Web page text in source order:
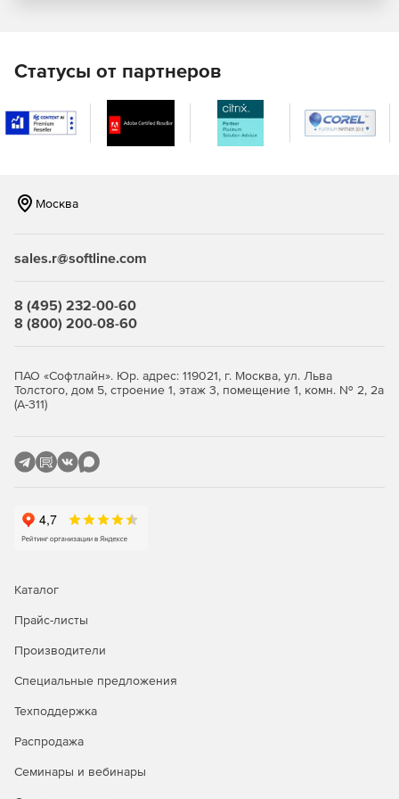
Образ виртуальной машины (программный продукт) на 5,
10, 15, 20, 25, 30, 40, 50, 60, 70, 80, 90, 100, 125, 150, 200,
250, 300, 350, 400, 500 и более 500 лицензий.
сетевой экран (Packet Filter) защищает шлюз и
интернет на пользователей, обеспечивает доступ к
система обнаружения и предотвращения вторжений
(IDS/IPS) распознает источники атак и атакуемые
популярным IP-адресам. Веб-прокси: Domains (по
посещенным доменам), URLs (по посещенным URL),
генерировавшим запросы на прокси). Утилиты
RRDtool: отчет по состоянию интернет-канала, по
трассировщика соединений сетевого экрана.
Мониторинг загрузки сетевых интерфейсов в
Системный журнал и syslog-ng);
управление пропускной способностью интернет-
пользователя, резервирование выделенной полосы
интернет-канала поровну между пользователями
Статусы от партнеров
Москва
sales.r@softline.com
8 (495) 232-00-60
8 (800) 200-08-60
ПАО «Софтлайн». Юр. адрес: 119021, г. Москва, ул. Льва
Толстого, дом 5, строение 1, этаж 3, помещение 1, комн. № 2, 2а
(А-311)
Каталог
Прайс-листы
Производители
Специальные предложения
Техподдержка
Распродажа
Семинары и вебинары